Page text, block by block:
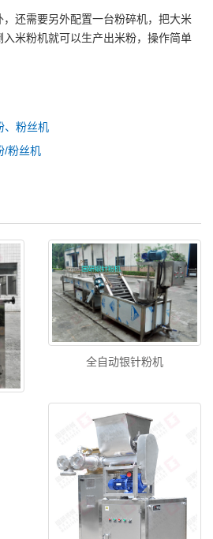
还需要另外配置一台粉碎机，把大米
米粉机就可以生产出米粉，操作简单
、粉丝机
/粉丝机
全自动银针粉机